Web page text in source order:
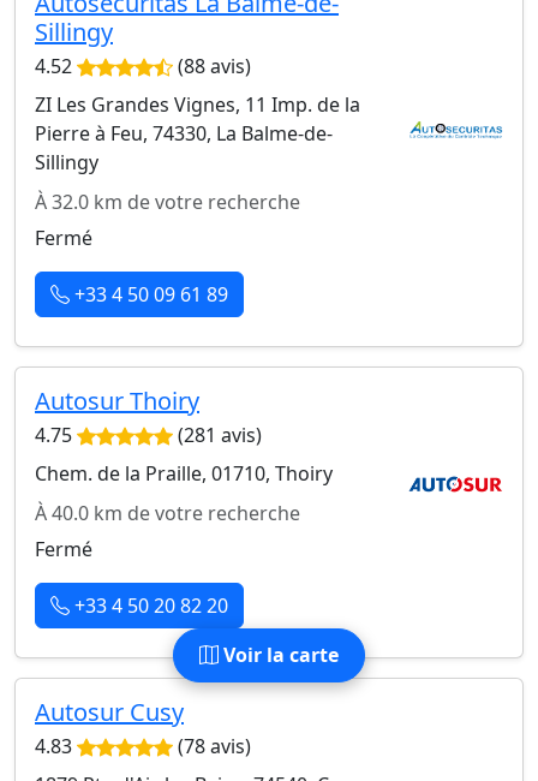
Voir la carte
Sillingy
4.52
(88 avis)
ZI Les Grandes Vignes, 11 Imp. de la
Pierre à Feu, 74330, La Balme-de-
Sillingy
À 32.0 km de votre recherche
Fermé
+33 4 50 09 61 89
Autosur Thoiry
4.75
(281 avis)
Chem. de la Praille, 01710, Thoiry
À 40.0 km de votre recherche
Fermé
+33 4 50 20 82 20
Autosur Cusy
4.83
(78 avis)